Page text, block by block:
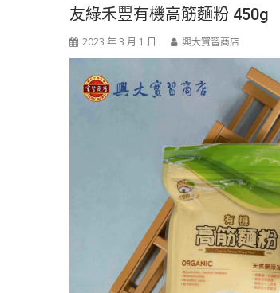
友綠禾豐有機高筋麵粉 450g
2023 年 3 月 1 日 興大實習商店